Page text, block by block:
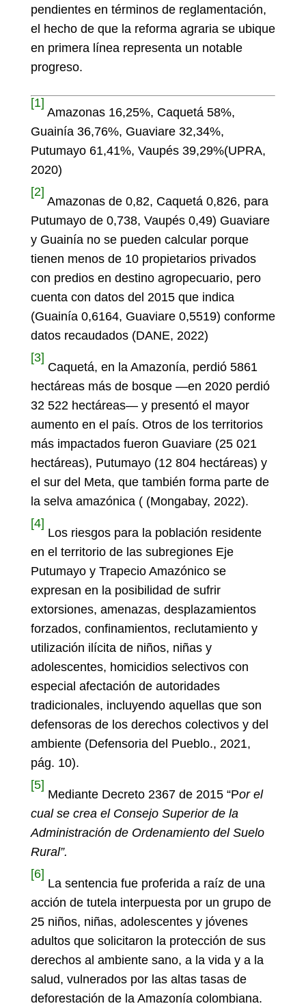
pendientes en términos de reglamentación,
el hecho de que la reforma agraria se ubique
en primera línea representa un notable
progreso.
[1]
Amazonas 16,25%, Caquetá 58%,
Guainía 36,76%, Guaviare 32,34%,
Putumayo 61,41%, Vaupés 39,29%(UPRA,
2020)
[2]
Amazonas de 0,82, Caquetá 0,826, para
Putumayo de 0,738, Vaupés 0,49) Guaviare
y Guainía no se pueden calcular porque
tienen menos de 10 propietarios privados
con predios en destino agropecuario, pero
cuenta con datos del 2015 que indica
(Guainía 0,6164, Guaviare 0,5519) conforme
datos recaudados (DANE, 2022)
[3]
Caquetá, en la Amazonía, perdió 5861
hectáreas más de bosque —en 2020 perdió
32 522 hectáreas— y presentó el mayor
aumento en el país. Otros de los territorios
más impactados fueron Guaviare (25 021
hectáreas), Putumayo (12 804 hectáreas) y
el sur del Meta, que también forma parte de
la selva amazónica ( (Mongabay, 2022).
[4]
Los riesgos para la población residente
en el territorio de las subregiones Eje
Putumayo y Trapecio Amazónico se
expresan en la posibilidad de sufrir
extorsiones, amenazas, desplazamientos
forzados, confinamientos, reclutamiento y
utilización ilícita de niños, niñas y
adolescentes, homicidios selectivos con
especial afectación de autoridades
tradicionales, incluyendo aquellas que son
defensoras de los derechos colectivos y del
ambiente (Defensoria del Pueblo., 2021,
pág. 10).
[5]
Mediante Decreto 2367 de 2015 “Por el
cual se crea el Consejo Superior de la
Administración de Ordenamiento del Suelo
Rural”.
[6]
La sentencia fue proferida a raíz de una
acción de tutela interpuesta por un grupo de
25 niños, niñas, adolescentes y jóvenes
adultos que solicitaron la protección de sus
derechos al ambiente sano, a la vida y a la
salud, vulnerados por las altas tasas de
deforestación de la Amazonía colombiana.